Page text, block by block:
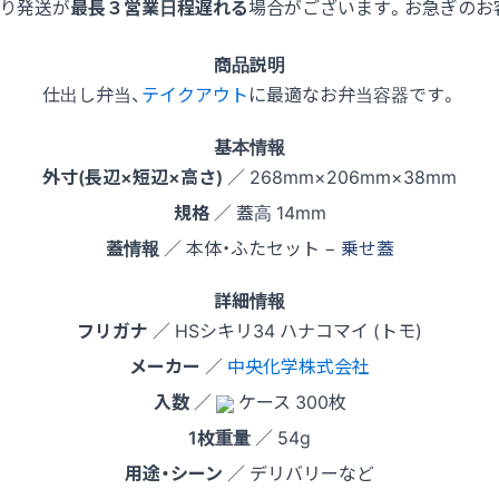
発送が最長３営業日程遅れる場合がございます。お急ぎの
商品説明
仕出し弁当、 テイクアウトに最適なお弁当容器です。
基本情報
外寸(長辺×短辺×高さ) ／ 268mm×206mm×38mm
規格／ 蓋高 14mm
蓋情報 ／ 本体・ふたセット − 乗せ蓋
詳細情報
フリガナ ／ HSシキリ34 ハナコマイ (トモ)
メーカー ／ 中央化学株式会社
入数／
ケース 300枚
1枚重量 ／ 54g
用途・シーン ／ デリバリーなど